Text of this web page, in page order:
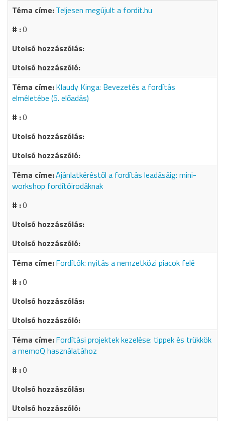
Teljesen megújult a fordit.hu
0
Klaudy Kinga: Bevezetés a fordítás
elméletébe (5. előadás)
0
Ajánlatkéréstől a fordítás leadásáig: mini-
workshop fordítóirodáknak
0
Fordítók: nyitás a nemzetközi piacok felé
0
Fordítási projektek kezelése: tippek és trükkök
a memoQ használatához
0